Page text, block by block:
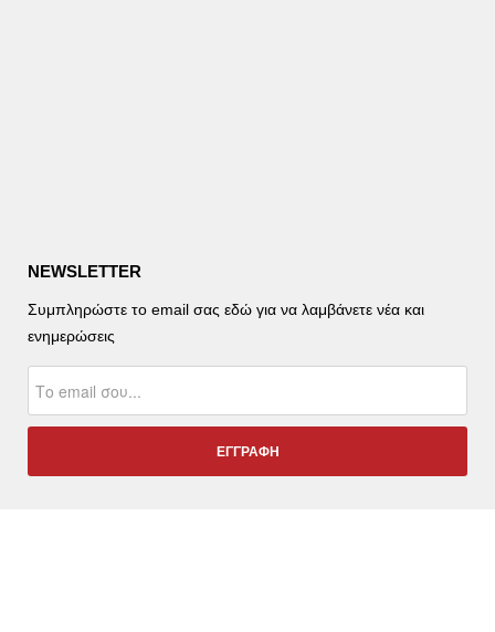
NEWSLETTER
Συμπληρώστε το email σας εδώ για να λαμβάνετε νέα και
ενημερώσεις